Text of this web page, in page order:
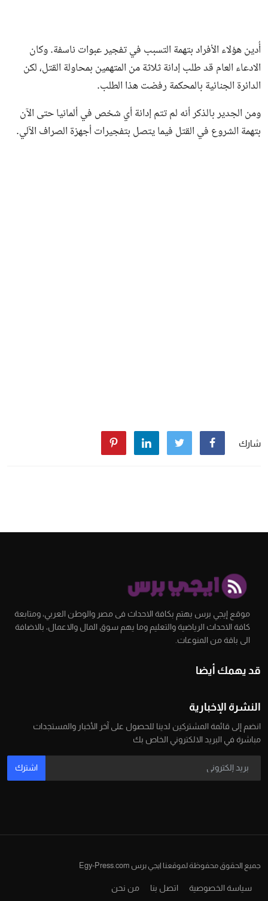
أُدين هؤلاء الأفراد بتهمة التسبب في تفجير عبوات ناسفة. وكان
الادعاء العام قد طلب إدانة ثلاثة من المتهمين بمحاولة القتل، لكن
الدائرة الجنائية بالمحكمة رفضت هذا الطلب.
ومن الجدير بالذكر أنه لم تتم إدانة أي شخص في ألمانيا حتى الآن
بتهمة الشروع في القتل فيما يتصل بتفجيرات أجهزة الصراف الآلي.
شارك
موقع إيجي برس يهتم بكافة الاحداث فى مصر والوطن العربي، ومتابعة
كافة الاحداث الرياضية والتعليم وما يهم سوق المال والاعمال، بالاضافة
الى باقة من المنوعات.
قد يهمك أيضا
النشرة الإخبارية
انضم إلى قائمة المشتركين لدينا للحصول على آخر الأخبار والمستجدات
مباشرة في البريد الالكتروني الخاص بك
اشترك
جميع الحقوق محفوظة لموقعنا ايجي برس Egy-Press.com
سياسة الخصوصية اتصل بنا من نحن